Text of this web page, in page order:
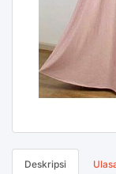
Deskripsi